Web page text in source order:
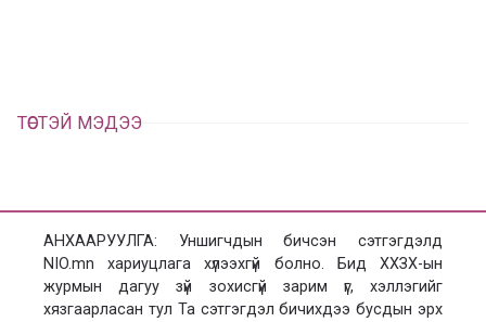
ТӨСТЭЙ МЭДЭЭ
АНХААРУУЛГА: Уншигчдын бичсэн сэтгэгдэлд
NIO.mn хариуцлага хүлээхгүй болно. Бид ХХЗХ-ын
журмын дагуу зүй зохисгүй зарим үг, хэллэгийг
хязгаарласан тул Та сэтгэгдэл бичихдээ бусдын эрх